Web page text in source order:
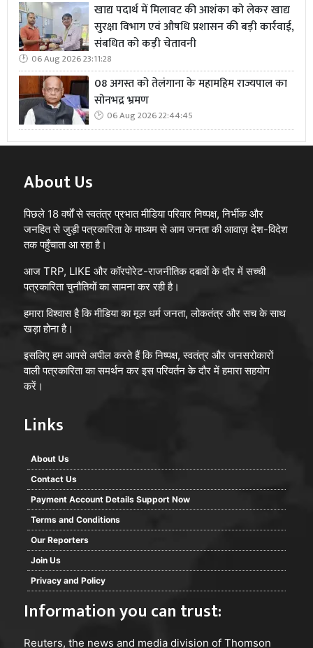
खाद्य पदार्थ में मिलावट की आशंका को लेकर खाद्य
सुरक्षा विभाग एवं औषधि प्रशासन की बड़ी कार्रवाई,
संबधित को कड़ी चेतावनी
06 Aug 2026 23:11:28
08 अगस्त को तेलंगाना के महामहिम राज्यपाल का
सोनभद्र भ्रमण
06 Aug 2026 22:44:45
About Us
पिछले 18 वर्षों से स्वतंत्र प्रभात मीडिया परिवार निष्पक्ष, निर्भीक और
जनहित से जुड़ी पत्रकारिता के माध्यम से आम जनता की आवाज़ देश-विदेश
तक पहुँचाता आ रहा है।
आज TRP, LIKE और कॉरपोरेट-राजनीतिक दबावों के दौर में सच्ची
पत्रकारिता चुनौतियों का सामना कर रही है।
हमारा विश्वास है कि मीडिया का मूल धर्म जनता, लोकतंत्र और सच के साथ
खड़ा होना है।
इसलिए हम आपसे अपील करते हैं कि निष्पक्ष, स्वतंत्र और जनसरोकारों
वाली पत्रकारिता का समर्थन कर इस परिवर्तन के दौर में हमारा सहयोग
करें।
Links
About Us
Contact Us
Payment Account Details Support Now
Terms and Conditions
Our Reporters
Join Us
Privacy and Policy
Information you can trust:
Reuters, the news and media division of Thomson